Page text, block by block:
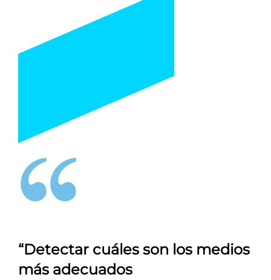
“Detectar cuáles son los medios
más adecuados